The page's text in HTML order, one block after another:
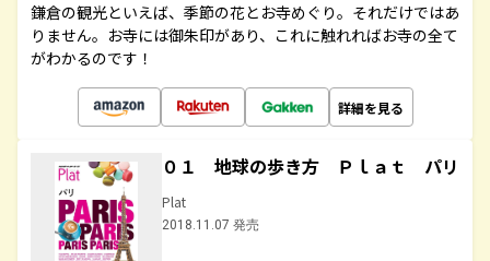
鎌倉の観光といえば、季節の花とお寺めぐり。それだけではあ
りません。お寺には御朱印があり、これに触れればお寺の全て
がわかるのです！
詳細を見る
０１ 地球の歩き方 Ｐｌａｔ パリ
Plat
2018.11.07 発売